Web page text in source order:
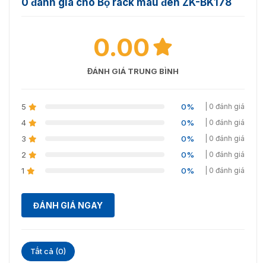
Giải pháp ứng phó với mùa dịch viên đường hô hấp
điểm như:
0.00
ĐÁNH GIÁ TRUNG BÌNH
5 0% | 0 đánh giá
4 0% | 0 đánh giá
3 0% | 0 đánh giá
2 0% | 0 đánh giá
1 0% | 0 đánh giá
ĐÁNH GIÁ NGAY
Tất cả (0)